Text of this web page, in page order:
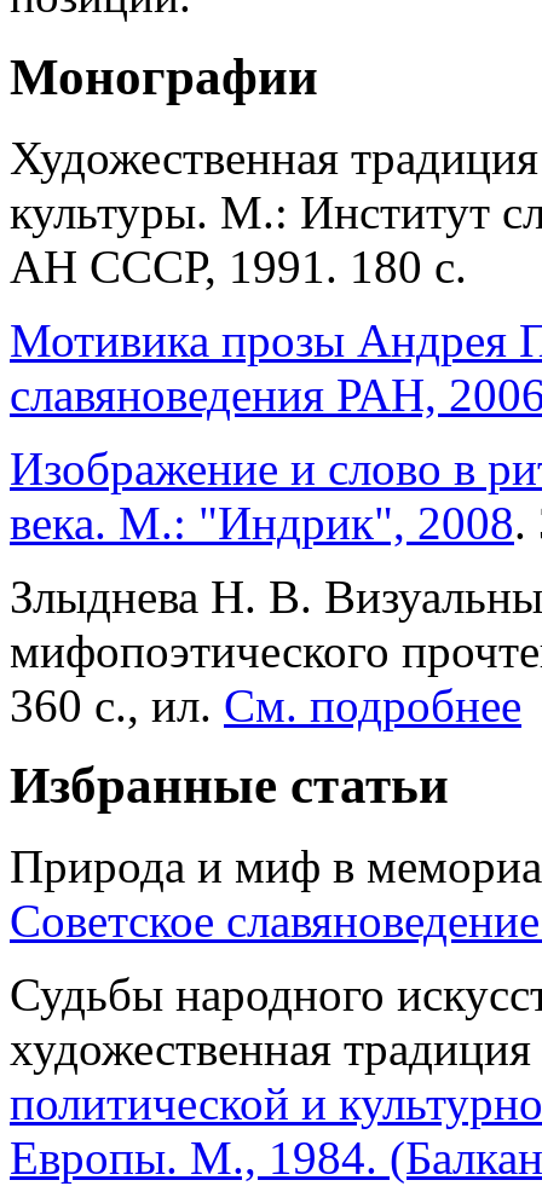
Монографии
Художественная
культуры. М.: Институт
АН СССР, 1991. 180 с.
Мотивика прозы Андрея
славяноведения РАН,
Изображение и слово в
века. М.: "Индрик", 2008.
Злыднева Н. В.
мифопоэтического
360 с., ил. См. подробнее
Избранные статьи
Природа и миф в
Советское
Судьбы народного
художественная
политической и
Европы. М., 1984.